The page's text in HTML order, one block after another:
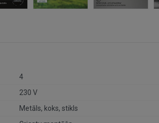
4
230 V
Metāls, koks, stikls